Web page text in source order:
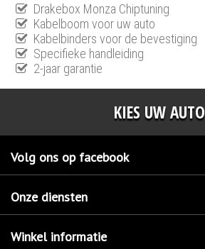
Drakebox Monza Chiptuning
Kabelboom voor uw auto
Kabelbinders voor de bevestiging
Specifieke handleiding
2-jaar garantie
KIES UW AUTO
Volg ons op facebook
Onze diensten
Winkel informatie